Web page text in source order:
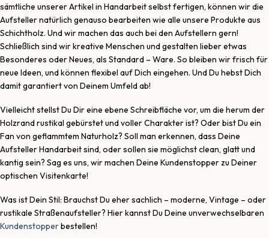
sämtliche unserer Artikel in Handarbeit selbst fertigen, können wir die
Aufsteller natürlich genauso bearbeiten wie alle unsere Produkte aus
Schichtholz. Und wir machen das auch bei den Aufstellern gern!
Schließlich sind wir kreative Menschen und gestalten lieber etwas
Besonderes oder Neues, als Standard – Ware. So bleiben wir frisch für
neue Ideen, und können flexibel auf Dich eingehen. Und Du hebst Dich
damit garantiert von Deinem Umfeld ab!
Vielleicht stellst Du Dir eine ebene Schreibfläche vor, um die herum der
Holzrand rustikal gebürstet und voller Charakter ist? Oder bist Du ein
Fan von geflammtem Naturholz? Soll man erkennen, dass Deine
Aufsteller Handarbeit sind, oder sollen sie möglichst clean, glatt und
kantig sein? Sag es uns, wir machen Deine Kundenstopper zu Deiner
optischen Visitenkarte!
Was ist Dein Stil: Brauchst Du eher sachlich – moderne, Vintage – oder
rustikale Straßenaufsteller? Hier kannst Du Deine unverwechselbaren
Kundenstopperbestellen!